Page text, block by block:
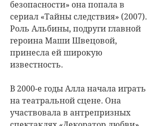
безопасности» она попала в
сериал «Тайны следствия» (2007).
Роль Альбины, подруги главной
героина Маши Швецовой,
принесла ей широкую
известность.
В 2000-е годы Алла начала играть
на театральной сцене. Она
участвовала в антрепризных